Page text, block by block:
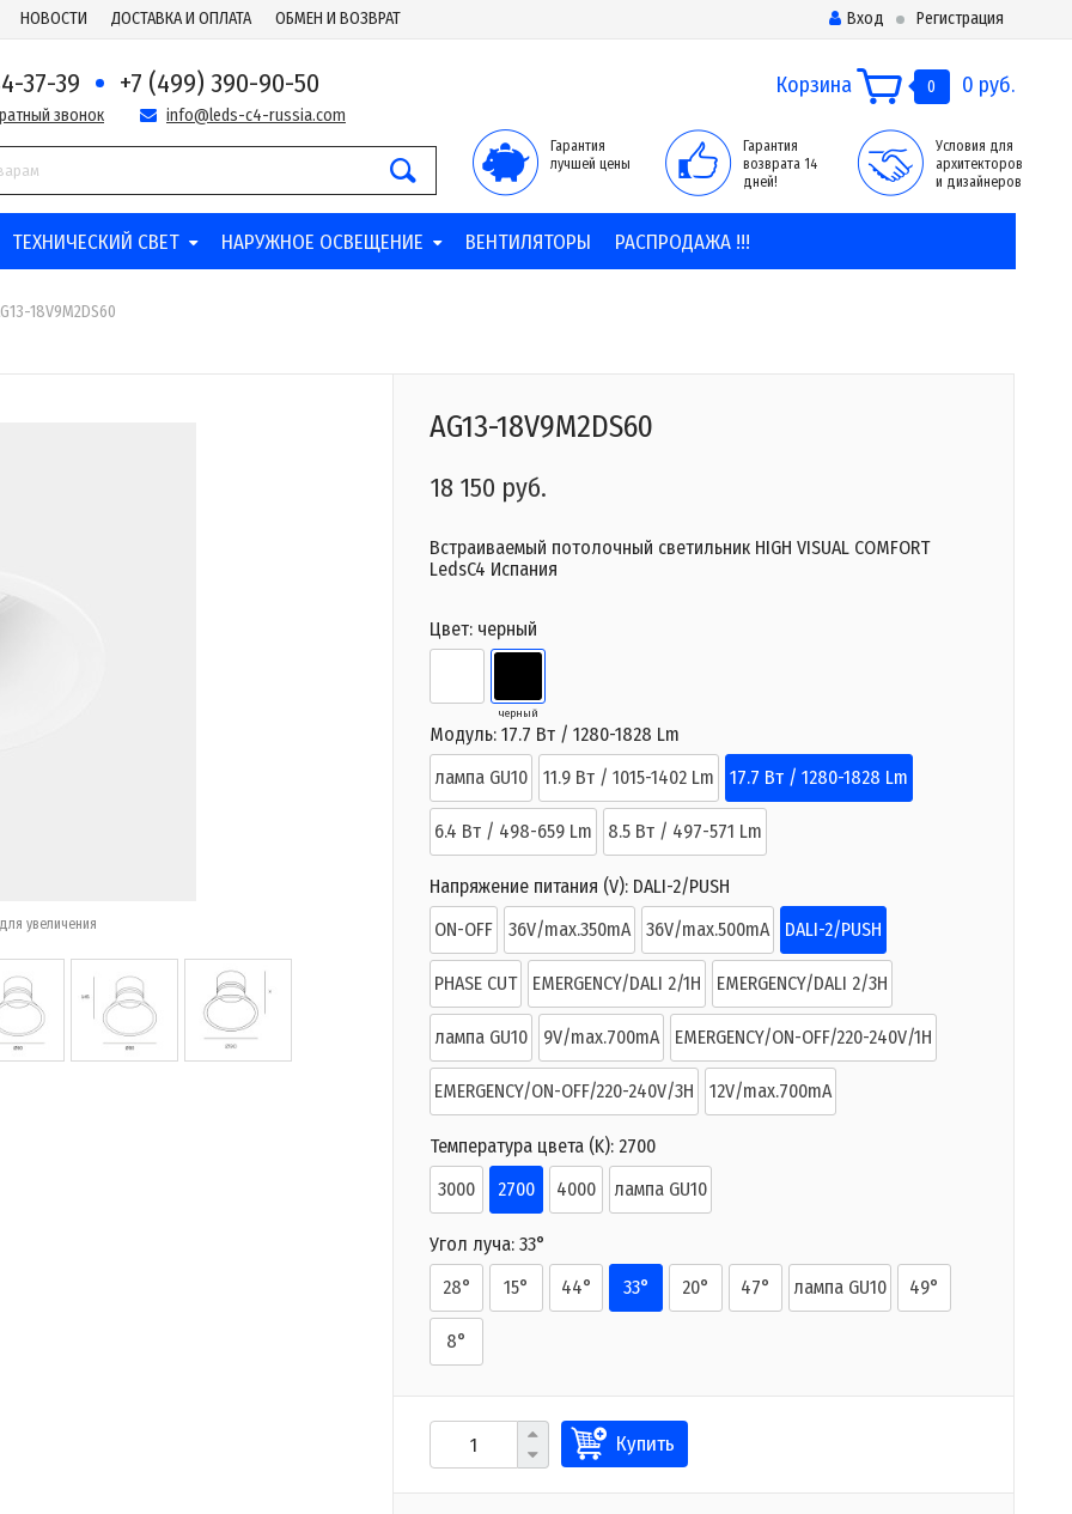
НОВОСТИ ДОСТАВКА И ОПЛАТА ОБМЕН И ВОЗВРАТ Вход Регистрация
37-39 +7 (499) 390-90-50
звонок info@leds-c4-russia.com
Корзина 0 0 руб.
Гарантия
лучшей цены
Гарантия
возврата 14
дней!
Условия для
архитекторов
и дизайнеров
ТЕХНИЧЕСКИЙ СВЕТ НАРУЖНОЕ ОСВЕЩЕНИЕ ВЕНТИЛЯТОРЫ РАСПРОДАЖА !!!
18V9M2DS60
увеличения
AG13-18V9M2DS60
18 150 руб.
Встраиваемый потолочный светильник HIGH VISUAL COMFORT
LedsC4 Испания
Цвет: черный
черный
Модуль: 17.7 Вт / 1280-1828 Lm
лампа GU10
11.9 Вт / 1015-1402 Lm 17.7 Вт / 1280-1828 Lm
6.4 Вт / 498-659 Lm 8.5 Вт / 497-571 Lm
Напряжение питания (V): DALI-2/PUSH
ON-OFF
36V/max.350mA 36V/max.500mA DALI-2/PUSH
PHASE CUT EMERGENCY/DALI 2/1H EMERGENCY/DALI 2/3H
лампа GU10 9V/max.700mA EMERGENCY/ON-OFF/220-240V/1H
EMERGENCY/ON-OFF/220-240V/3H 12V/max.700mA
Температура цвета (K): 2700
3000
2700 4000 лампа GU10
Угол луча: 33°
28°
15° 44° 33° 20° 47° лампа GU10 49°
8°
Купить